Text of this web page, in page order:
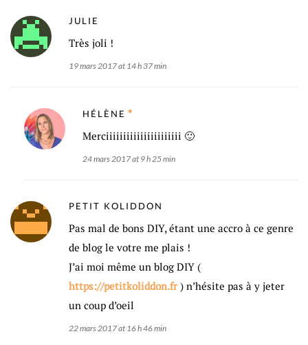
JULIE
Très joli !
19 mars 2017 at 14 h 37 min
HÉLÈNE
Merciiiiiiiiiiiiiiiiiiiiii 🙂
24 mars 2017 at 9 h 25 min
PETIT KOLIDDON
Pas mal de bons DIY, étant une accro à ce genre
de blog le votre me plais !
J’ai moi même un blog DIY (
https://petitkoliddon.fr) n’hésite pas à y jeter
un coup d’oeil
22 mars 2017 at 16 h 46 min